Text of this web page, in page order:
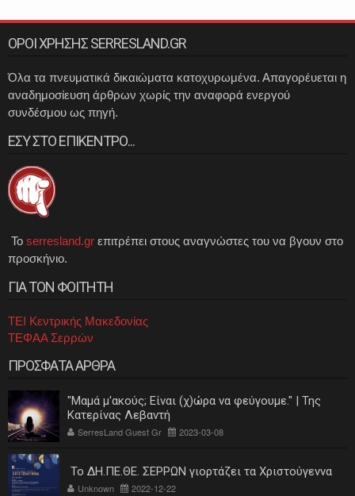
ΟΡΟΙ ΧΡΗΣΗΣ SERRESLAND.GR
Όλα τα πνευματικά δικαιώματα κατοχυρωμένα. Απαγορέυεται η
αναδημοσίευση άρθρων χωρίς την αναφορά ενεργού
συνδέσμου ως πηγή.
ΕΣΥ ΣΤΟ ΕΠΙΚΕΝΤΡΟ...
Το serresland.gr επιτρέπει στους αναγνώστες του να βγουν στο
προσκήνιο.
ΓΙΑ ΤΟΝ ΦΟΙΤΗΤΗ
ΤΕΙ Κεντρικής Μακεδονίας
ΤΕΦΑΑ Σερρών
ΠΡΟΣΦΑΤΑ ΑΡΘΡΑ
"Μαμά μ'ακούς; Είναι (χ)ώρα να φεύγουμε." | Της
Κατερίνας Λεβαντή
SerresLand Guest Gr 2023-03-08
Το ΔΗ.ΠΕ.ΘΕ. ΣΕΡΡΩΝ γιορτάζει τα Χριστούγεννα
Unknown 2022-12-22